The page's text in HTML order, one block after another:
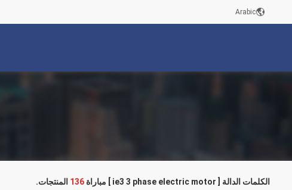
Arabic
الكلمات الدالة [ ie3 3 phase electric motor ] مباراة 136 المنتجات.